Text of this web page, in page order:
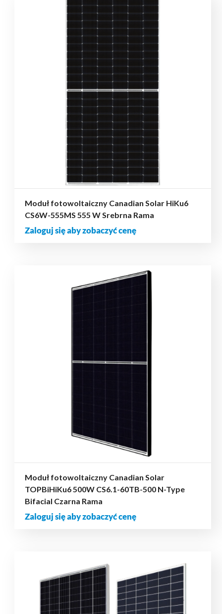
Moduł fotowoltaiczny Canadian Solar HiKu6
CS6W-555MS 555 W Srebrna Rama
Zaloguj się aby zobaczyć cenę
Moduł fotowoltaiczny Canadian Solar
TOPBiHiKu6 500W CS6.1-60TB-500 N-Type
Bifacial Czarna Rama
Zaloguj się aby zobaczyć cenę